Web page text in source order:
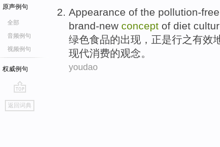
原声例句
全部
音频例句
视频例句
权威例句
go
top
返回词典
Appearance of the pollution-free
brand-new concept of diet
绿色食品的出现 ， 正是行之有效
现代消费的观念。
youdao